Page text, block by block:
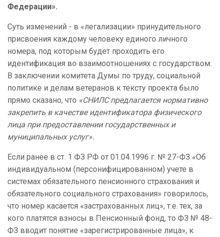
Федерации».
Суть изменений - в «легализации» принудительного
присвоения каждому человеку единого личного
номера, под которым будет проходить его
идентификация во взаимоотношениях с государством.
В заключении комитета Думы по труду, социальной
политике и делам ветеранов к тексту проекта было
прямо сказано, что «СНИЛС предлагается нормативно
закрепить в качестве идентификатора физического
лица при предоставлении государственных и
муниципальных услуг».
Если ранее в ст. 1 ФЗ РФ от 01.04.1996 г. № 27-ФЗ «Об
индивидуальном (персонифицированном) учете в
системах обязательного пенсионного страхования и
обязательного социального страхования» говорилось,
что номер касается «застрахованных лиц», т.е. тех, за
кого платятся взносы в Пенсионный фонд, то ФЗ № 48-
ФЗ вводит понятие «зарегистрированные лица», к